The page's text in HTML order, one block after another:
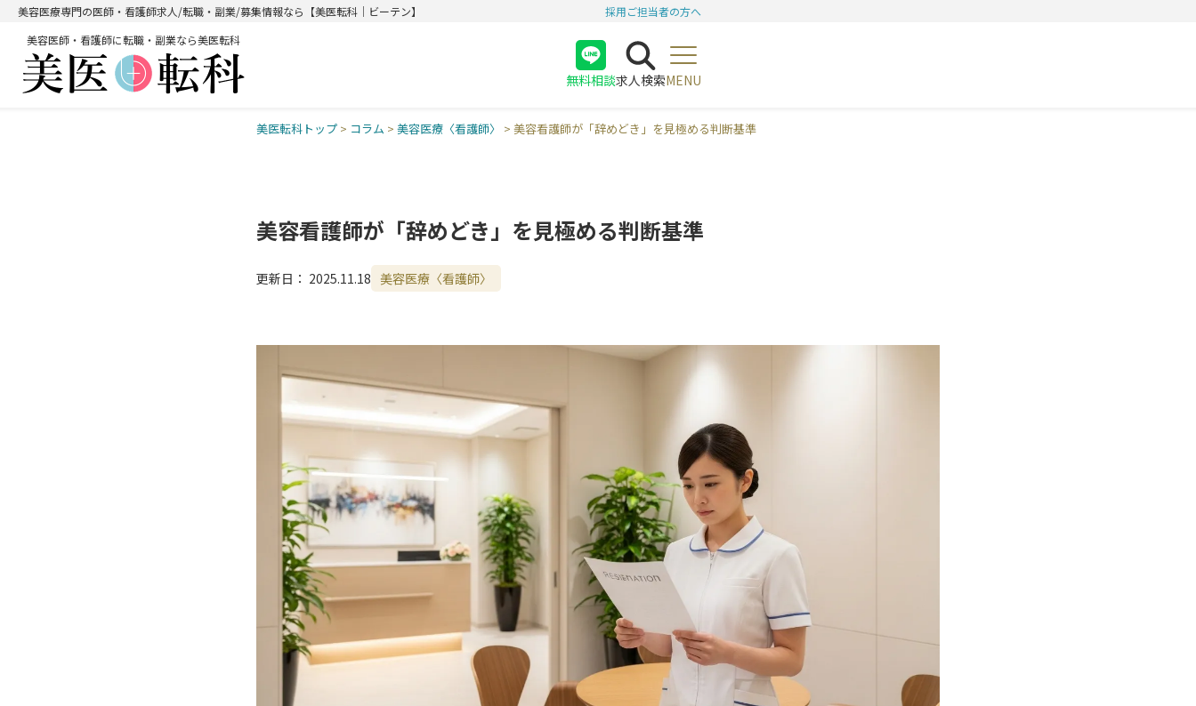
美容医療専門の医師・看護師求人/転職・副業/募集情報なら【美医転科｜ビーテン】
採用ご担当者の方へ
美容医師・看護師に転職・副業なら美医転科
無料相談
医師
求人検索MENU
美医転科トップ > コラム > 美容医療〈看護師〉 > 美容看護師が「辞めどき」を見極める判断基準
美容看護師が「辞めどき」を見極める判断基準
更新日： 2025.11.18 美容医療〈看護師〉